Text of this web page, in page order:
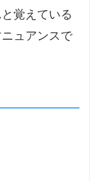
覚えている
ュアンスで